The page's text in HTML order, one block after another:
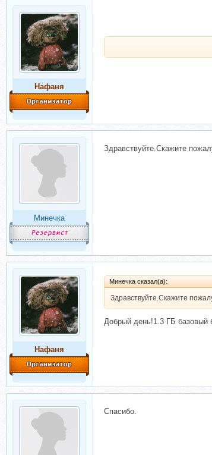
Нафаня
Минечка
Здравствуйте.Скажите
Нафаня
Минечка сказал(а):
Здравствуйте.Скажите
Добрый день!1.3 ГБ базовый
Спасибо.